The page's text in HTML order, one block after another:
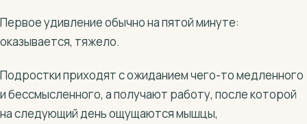
Первое удивление обычно на пятой минуте:
оказывается, тяжело.
Подростки приходят с ожиданием чего-то медленного
и бессмысленного, а получают работу, после которой
на следующий день ощущаются мышцы,